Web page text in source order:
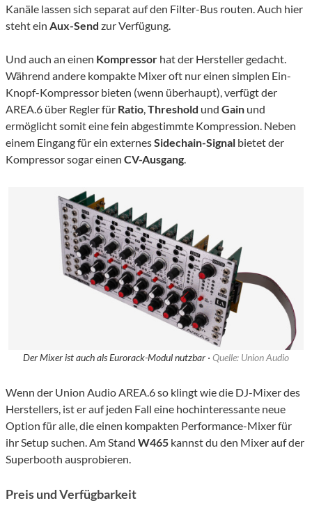
Kanäle lassen sich separat auf den Filter-Bus routen. Auch hier
steht ein Aux-Send zur Verfügung.
Und auch an einen Kompressor hat der Hersteller gedacht.
Während andere kompakte Mixer oft nur einen simplen Ein-
Knopf-Kompressor bieten (wenn überhaupt), verfügt der
AREA.6 über Regler für Ratio,Threshold und Gain und
ermöglicht somit eine fein abgestimmte Kompression. Neben
einem Eingang für ein externesSidechain-Signal bietet der
Kompressor sogar einen CV-Ausgang.
Der Mixer ist auch als Eurorack-Modul nutzbar · Quelle: Union Audio
Wenn der Union Audio AREA.6 so klingt wie die DJ-Mixer des
Herstellers, ist er auf jeden Fall eine hochinteressante neue
Option für alle, die einen kompakten Performance-Mixer für
ihr Setup suchen. Am Stand W465 kannst du den Mixer auf der
Superbooth ausprobieren.
Preis und Verfügbarkeit